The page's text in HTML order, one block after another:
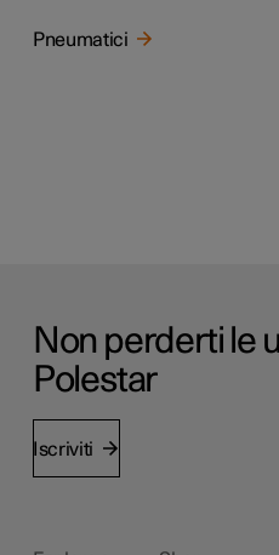
Pneumatici
Non perderti le
Polestar
Iscriviti